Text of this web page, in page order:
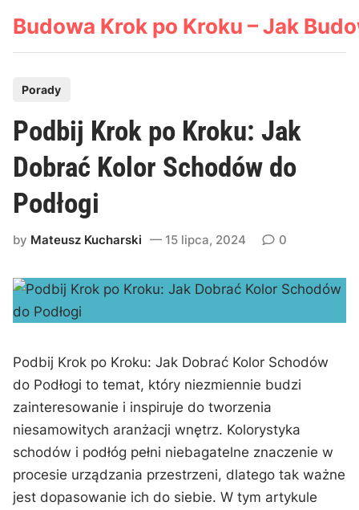
Budowa Krok po Kroku – Jak
s
t
e
d
n
Porady
Podbij Krok po Kroku: Jak
Dobrać Kolor Schodów do
Podłogi
by Mateusz Kucharski 15 lipca, 2024 0
Podbij Krok po Kroku: Jak​ Dobrać ‍Kolor Schodów
do ⁣Podłogi to temat, który ⁤niezmiennie‌ budzi
zainteresowanie i inspiruje do ⁣tworzenia
niesamowitych aranżacji wnętrz. Kolorystyka
schodów i podłóg pełni niebagatelne‌ znaczenie w
procesie⁤ urządzania przestrzeni, dlatego⁤ tak ważne
jest dopasowanie ⁢ich do siebie. W tym artykule